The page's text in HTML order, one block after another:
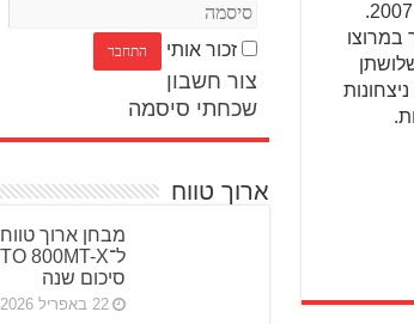
68 ניצחונות. ב-2006 זכה באליפות בקטגוריית ה-250 סמ"ק, הישג אותו שכפל בעונת 2007.
במרוצו
הבכירה סימן בשנים 2010, 2012 ו-2015 – שלושתן
על-גבי ימאהה, איתה זכה ב-44 מרוצים. ב-2017 ביצע מעבר לדוקאטי וזכה איתם ב-3 ניצחונות
זכור אותי
צור חשבון
שכחתי סיסמה
ארוך טווח
מבחן ארוך טווח
סיכום שנה
22 באפריל 2026